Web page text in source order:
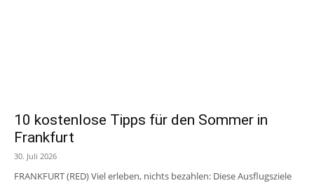
10 kostenlose Tipps für den Sommer in
Frankfurt
30. Juli 2026
FRANKFURT (RED) Viel erleben, nichts bezahlen: Diese Ausflugsziele